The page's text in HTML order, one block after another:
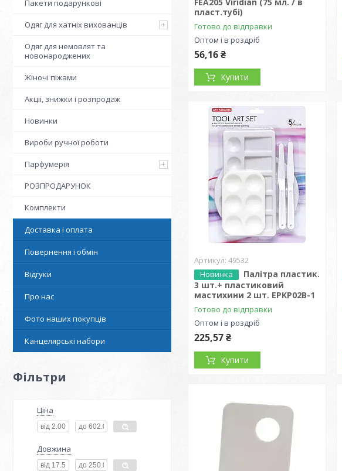
Пакети подарункові
Одяг для хатніх вихованців
Одяг для немовлят та
новонароджених
Жіночі піжами
Акції, знижки і розпродаж
Новинки
Вироби ручної роботи
Парфумерія
РОЗПРОДАРУНОК
Комплекти
Доставка і оплата
Повернення і обмін
Відгуки
Про нас
Фото наших покупців
Канцелярські набори
Фільтри
Ціна
Довжина
пласт.тубі)
Готово до відправки
Оптом і в роздріб
56,16 ₴
Купити
49532
Новинка
Палітра пластик.
3 шт.+ пластиковий
мастихини 2 шт. EPKP02B-1
Готово до відправки
Оптом і в роздріб
225,57 ₴
Купити